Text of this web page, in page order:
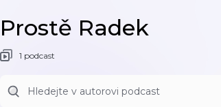
Prostě Radek
1 podcast